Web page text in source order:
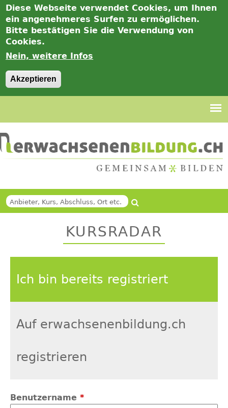
Diese Webseite verwendet Cookies, um Ihnen
ein angenehmeres Surfen zu ermöglichen.
Bitte bestätigen Sie die Verwendung von
Cookies.
Nein, weitere Infos
Akzeptieren
Suche
Back
KURSRADAR
Ich bin bereits registriert
Auf erwachsenenbildung.ch
registrieren
Benutzername *